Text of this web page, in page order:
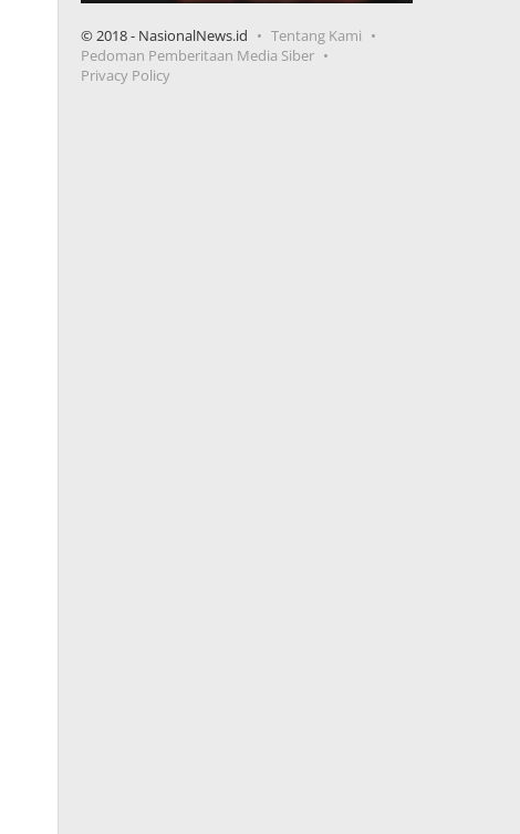
© 2018 - NasionalNews.id
Tentang Kami
Pedoman Pemberitaan Media Siber
Privacy Policy